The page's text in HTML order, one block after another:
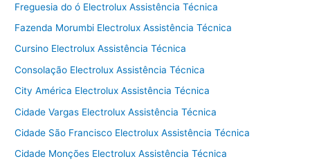
Freguesia do ó Electrolux Assistência Técnica
Fazenda Morumbi Electrolux Assistência Técnica
Cursino Electrolux Assistência Técnica
Consolação Electrolux Assistência Técnica
City América Electrolux Assistência Técnica
Cidade Vargas Electrolux Assistência Técnica
Cidade São Francisco Electrolux Assistência Técnica
Cidade Monções Electrolux Assistência Técnica